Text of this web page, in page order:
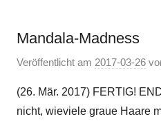
Mandala-Madness
Veröffentlicht am 2017-03-26
(26. Mär. 2017) FERTIG!
nicht, wieviele graue Haare